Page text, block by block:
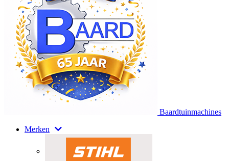
Baardtuinmachines
Merken